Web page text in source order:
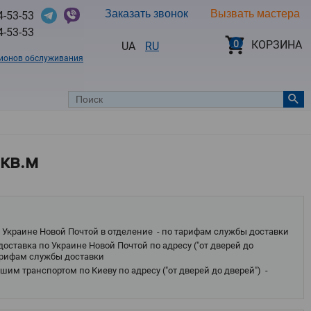
53-53
53-53
обслуживания
Заказать звонок Вызвать мастера
UA RU 0 КОРЗИНА
Украине Новой Почтой в отделение - по тарифам службы доставки
по Украине Новой Почтой по адресу ("от дверей до
службы доставки
транспортом по Киеву по адресу ("от дверей до дверей") -